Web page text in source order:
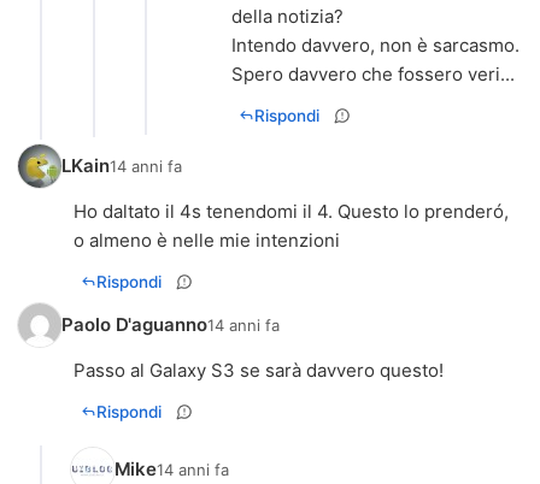
della notizia?
Intendo davvero, non è sarcasmo.
Spero davvero che fossero veri...
Rispondi
LKain14 anni fa
Ho daltato il 4s tenendomi il 4. Questo lo prenderó,
o almeno è nelle mie intenzioni
Rispondi
Paolo D'aguanno14 anni fa
Passo al Galaxy S3 se sarà davvero questo!
Rispondi
Mike14 anni fa